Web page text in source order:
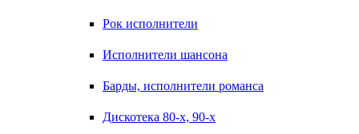
Рок исполнители
Исполнители шансона
Барды, исполнители романса
Дискотека 80-х, 90-х